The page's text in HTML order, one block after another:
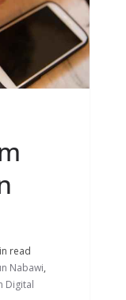
read
Nabawi,
Digital